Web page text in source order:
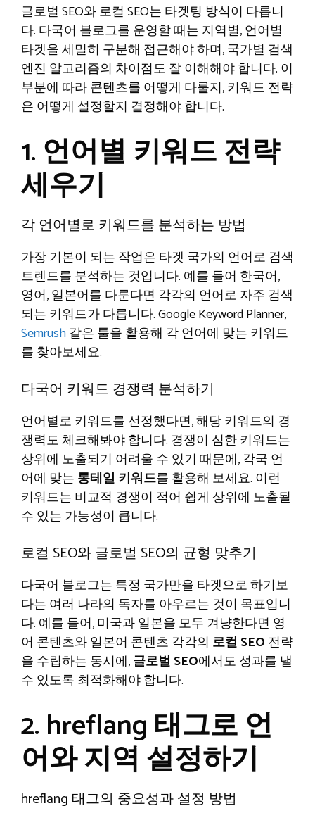
글로벌 SEO와 로컬 SEO는 타겟팅 방식이 다릅니
다. 다국어 블로그를 운영할 때는 지역별, 언어별
타겟을 세밀히 구분해 접근해야 하며, 국가별 검색
엔진 알고리즘의 차이점도 잘 이해해야 합니다. 이
부분에 따라 콘텐츠를 어떻게 다룰지, 키워드 전략
은 어떻게 설정할지 결정해야 합니다.
1. 언어별 키워드 전략
세우기
각 언어별로 키워드를 분석하는 방법
가장 기본이 되는 작업은 타겟 국가의 언어로 검색
트렌드를 분석하는 것입니다. 예를 들어 한국어,
영어, 일본어를 다룬다면 각각의 언어로 자주 검색
되는 키워드가 다릅니다. Google Keyword Planner,
Semrush같은 툴을 활용해 각 언어에 맞는 키워드
를 찾아보세요.
다국어 키워드 경쟁력 분석하기
언어별로 키워드를 선정했다면, 해당 키워드의 경
쟁력도 체크해봐야 합니다. 경쟁이 심한 키워드는
상위에 노출되기 어려울 수 있기 때문에, 각국 언
어에 맞는 롱테일 키워드를 활용해 보세요. 이런
키워드는 비교적 경쟁이 적어 쉽게 상위에 노출될
수 있는 가능성이 큽니다.
로컬 SEO와 글로벌 SEO의 균형 맞추기
다국어 블로그는 특정 국가만을 타겟으로 하기보
다는 여러 나라의 독자를 아우르는 것이 목표입니
다. 예를 들어, 미국과 일본을 모두 겨냥한다면 영
어 콘텐츠와 일본어 콘텐츠 각각의 로컬 SEO 전략
을 수립하는 동시에,글로벌 SEO에서도 성과를 낼
수 있도록 최적화해야 합니다.
2. hreflang 태그로 언
어와 지역 설정하기
hreflang 태그의 중요성과 설정 방법